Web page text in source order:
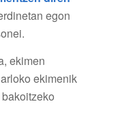
egon
ekimen
ekimenik